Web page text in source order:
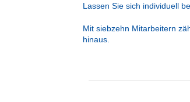
Lassen Sie sich individuell
Mit siebzehn Mitarbeitern
hinaus.